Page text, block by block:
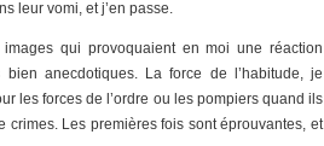
leur vomi, et j’en passe.
qui provoquaient en moi une réaction
anecdotiques. La force de l’habitude, je
les forces de l’ordre ou les pompiers quand ils
crimes. Les premières fois sont éprouvantes, et